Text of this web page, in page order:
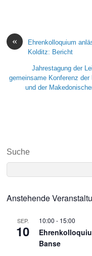
«
Ehrenkolloquium
Kolditz: Bericht
Jahrestagung der
gemeinsame Konferenz
und der
Suche
Anstehende
SEP.
10
10:00 - 15:00
Banse